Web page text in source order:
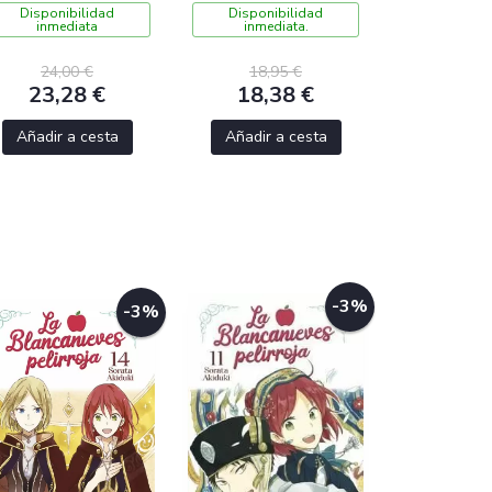
Disponibilidad
inmediata
24,00 €
23,28 €
Añadir a cesta
Disponibilidad
inmediata.
18,95 €
18,38 €
Añadir a cesta
-3% -3%